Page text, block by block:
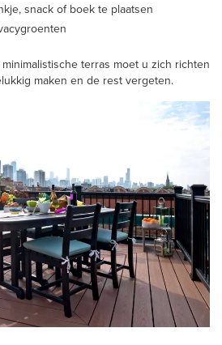
snack of boek te plaatsen
terras moet u zich richten
maken en de rest vergeten.